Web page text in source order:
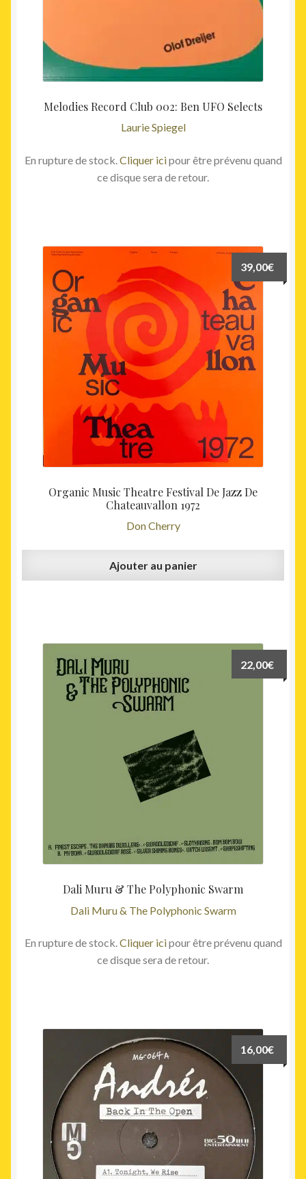
Melodies Record Club 002: Ben UFO Selects
Laurie Spiegel
En rupture de stock.Cliquer icipour être prévenu quand
ce disque sera de retour.
Organic Music Theatre Festival De Jazz De
Chateauvallon 1972
Don Cherry
39,00€
Ajouter au panier
Dali Muru & The Polyphonic Swarm
Dali Muru & The Polyphonic Swarm
22,00€
En rupture de stock.Cliquer icipour être prévenu quand
ce disque sera de retour.
16,00€